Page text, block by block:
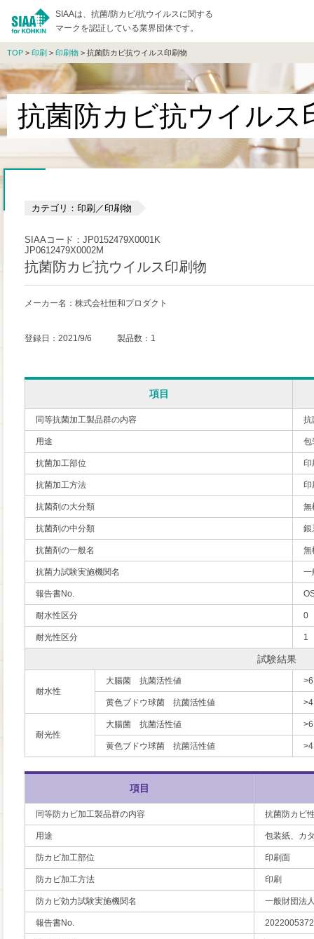
SIAAは、抗菌/防カビ/抗ウイルスに関する
マークを認証している業界団体です。
TOP > 印刷 > 印刷物 > 抗菌防カビ抗ウイルス印刷物
抗菌防カビ抗ウイルス
カテゴリ：印刷／印刷物
SIAAコード：JP0152479X0001K
JP0612479X0002M
抗菌防カビ抗ウイルス印刷物
メーカー名：株式会社恒和プロダクト
登録日：2021/9/6 製品数：1
項目
同等抗菌加工製品群の内容 抗
用途 包
抗菌加工部位 印
抗菌加工方法 印
抗菌剤の大分類 無
抗菌剤の中分類 銀
抗菌剤の一般名 無
抗菌力試験実施機関名 一
報告書No.
耐水性区分 0
耐光性区分 1
試験結果
耐水性
大腸菌 抗菌活性値
黄色ブドウ球菌 抗菌活性値
耐光性
大腸菌 抗菌活性値
黄色ブドウ球菌 抗菌活性値
項目
同等防カビ加工製品群の内容 抗菌防カビ
用途 包装紙、カ
防カビ加工部位 印刷面
防カビ加工方法 印刷
防カビ効力試験実施機関名 一般財団法
報告書No.